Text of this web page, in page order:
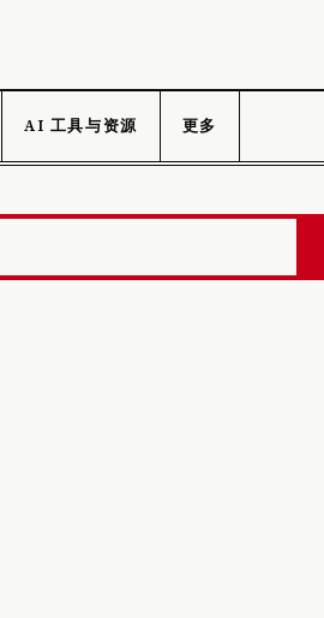
AI 工具与资源 更多